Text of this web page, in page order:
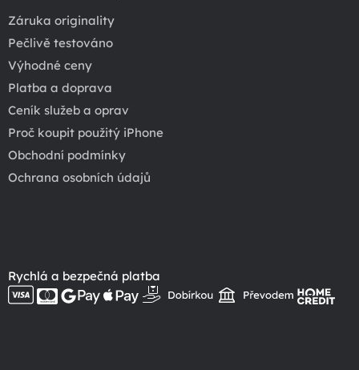
Záruka originality
Pečlivě testováno
Výhodné ceny
Platba a doprava
Ceník služeb a oprav
Proč koupit použitý iPhone
Obchodní podmínky
Ochrana osobních údajů
Rychlá a bezpečná platba